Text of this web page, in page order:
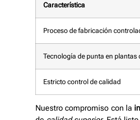
Característica
Proceso de fabricación
Tecnología de punta en plantas
Estricto control de calidad
Nuestro compromiso con la